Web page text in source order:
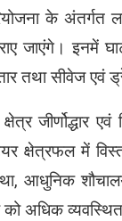
परियोजना के
जाएंगे। इनमें
तथा सीवेज एवं
क्षेत्र
क्षेत्रफल में
आधुनिक
को अधिक